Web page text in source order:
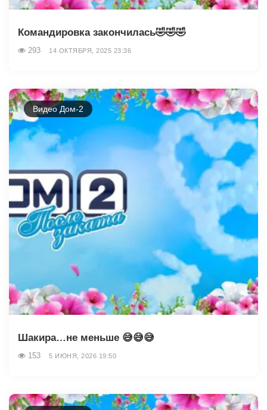
Командировка закончилась🤣🤣🤣
293 14 ОКТЯБРЯ, 2025 23:36
Видео Дом-2
Шакира…не меньше 😅😅😅
153 5 ИЮНЯ, 2026 19:50